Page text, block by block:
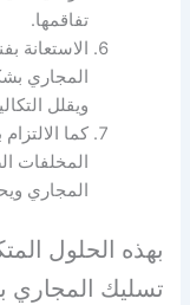
تفاقمها.
الاستعانة
المجاري
ويقلل
كما
المخلفات
المجاري
بهذه الحلول
تسليك المجاري